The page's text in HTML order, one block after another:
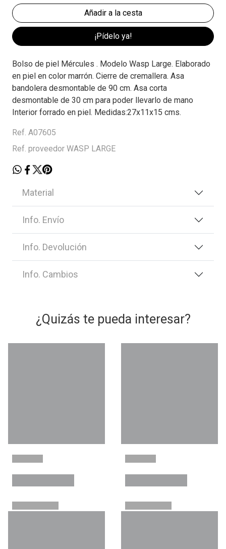
¡Pídelo ya!
Bolso de piel Mércules . Modelo Wasp Large. Elaborado
en piel en color marrón. Cierre de cremallera. Asa
bandolera desmontable de 90 cm. Asa corta
desmontable de 30 cm para poder llevarlo de mano
Interior forrado en piel. Medidas:27x11x15 cms.
Ref. A07605
Ref. proveedor WASP LARGE
Material
Info. Envío
Info. Devolución
Info. Cambios
¿Quizás te pueda interesar?